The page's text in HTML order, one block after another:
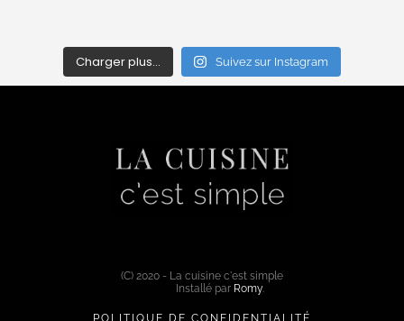
Charger plus… Suivez sur Instagram
(C) 2020 - La cuisine c'est simple
Installé par Romy.
POLITIQUE DE CONFIDENTIALITÉ